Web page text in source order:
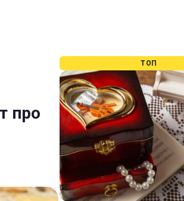
про
ТОП